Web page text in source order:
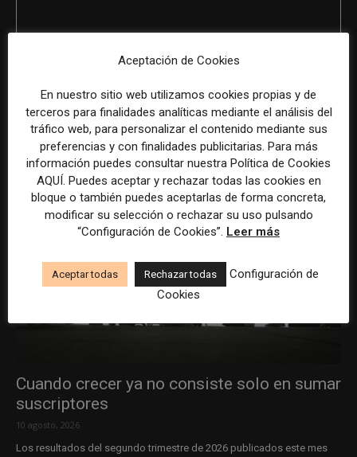
ÚLTIMOS ARTÍCULOS
Cuando crecer ya no consiste solo en sumar
suscriptores
10 agosto, 2026
Los resultados del segundo trimestre de 2026 publicados este mes
Aceptación de Cookies
En nuestro sitio web utilizamos cookies propias y de
terceros para finalidades analíticas mediante el análisis del
tráfico web, para personalizar el contenido mediante sus
preferencias y con finalidades publicitarias. Para más
información puedes consultar nuestra Política de Cookies
AQUÍ. Puedes aceptar y rechazar todas las cookies en
bloque o también puedes aceptarlas de forma concreta,
modificar su selección o rechazar su uso pulsando
“Configuración de Cookies”. Leer más
Aceptar todas Rechazar todas
Configuración de
Cookies